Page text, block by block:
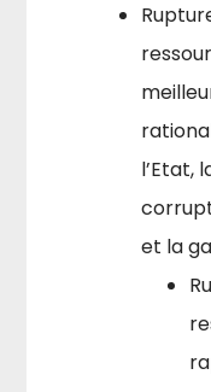
l’Etat,
et la